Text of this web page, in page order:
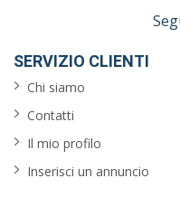
SERVIZIO CLIENTI
Chi siamo
Contatti
Il mio profilo
Inserisci un annuncio